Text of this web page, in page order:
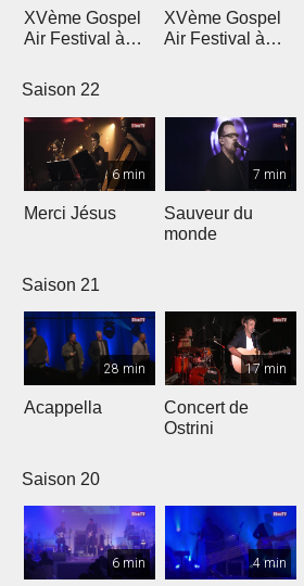
XVème Gospel
Air Festival à
XVème Gospel
Air Festival à
Saison 22
6 min
Merci Jésus
7 min
Sauveur du
monde
Saison 21
28 min
Acappella
17 min
Concert de
Ostrini
Saison 20
6 min 4 min